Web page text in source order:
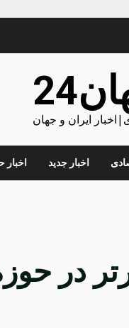
ایران و جهان
اخبار جدید اخبار
برتر